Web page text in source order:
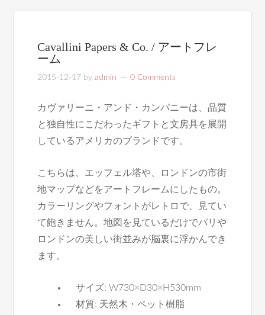
Cavallini Papers & Co. / アートフレ
ーム
2015-12-17 byadmin 0 Comments
カヴァリーニ・アンド・カンパニーは、品質
と独自性にこだわったギフトと文房具を展開
しているアメリカのブランドです。
こちらは、エッフェル塔や、ロンドンの市街
地マップなどをアートフレームにしたもの。
カラーリングやフォントがレトロで、見てい
て飽きません。地図を見ているだけでパリや
ロンドンの美しい街並みが脳裏に浮かんでき
ます。
サイズ: W730×D30×H530mm
材質: 天然木・ペット樹脂